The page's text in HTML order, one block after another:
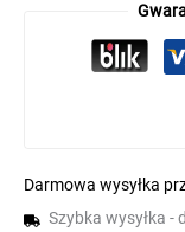
Darmowa wysyłka
Szybka wysyłka -